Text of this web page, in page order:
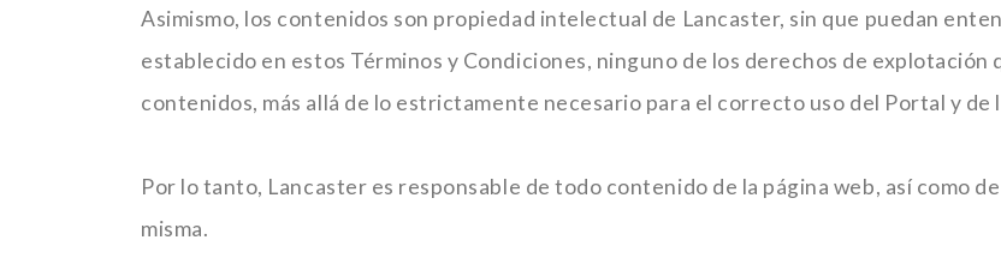
Asimismo, los contenidos son propiedad intelectual de Lancaster, sin que puedan
establecido en estos Términos y Condiciones, ninguno de los derechos de
contenidos, más allá de lo estrictamente necesario para el correcto uso del Portal y de
Por lo tanto, Lancaster es responsable de todo contenido de la página web, así como
misma.